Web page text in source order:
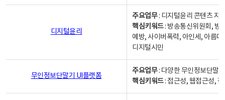
디지털윤리
주요업무: 디지털윤리 콘텐츠 지
핵심키워드: 방송통신위원회, 방
예방, 사이버폭력, 아인세, 아름
디지털시민
무인정보단말기 UI플랫폼
주요업무: 다양한 무인정보단말
핵심키워드: 접근성, 웹접근성,